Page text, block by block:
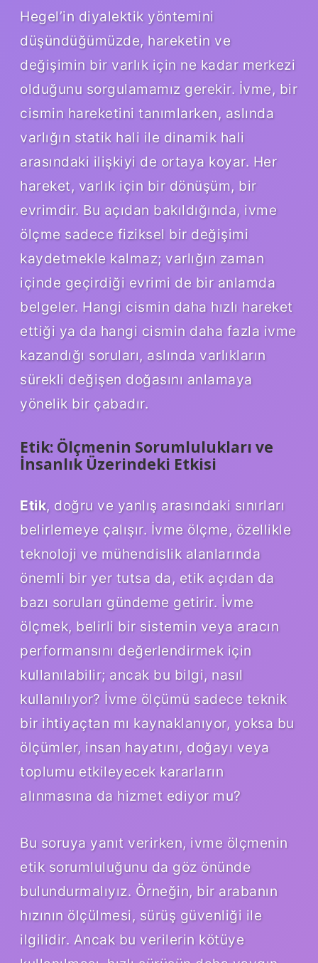
Hegel’in diyalektik yöntemini
düşündüğümüzde, hareketin ve
değişimin bir varlık için ne kadar merkezi
olduğunu sorgulamamız gerekir. İvme, bir
cismin hareketini tanımlarken, aslında
varlığın statik hali ile dinamik hali
arasındaki ilişkiyi de ortaya koyar. Her
hareket, varlık için bir dönüşüm, bir
evrimdir. Bu açıdan bakıldığında, ivme
ölçme sadece fiziksel bir değişimi
kaydetmekle kalmaz; varlığın zaman
içinde geçirdiği evrimi de bir anlamda
belgeler. Hangi cismin daha hızlı hareket
ettiği ya da hangi cismin daha fazla ivme
kazandığı soruları, aslında varlıkların
sürekli değişen doğasını anlamaya
yönelik bir çabadır.
Etik: Ölçmenin Sorumlulukları ve
İnsanlık Üzerindeki Etkisi
Etik, doğru ve yanlış arasındaki sınırları
belirlemeye çalışır. İvme ölçme, özellikle
teknoloji ve mühendislik alanlarında
önemli bir yer tutsa da, etik açıdan da
bazı soruları gündeme getirir. İvme
ölçmek, belirli bir sistemin veya aracın
performansını değerlendirmek için
kullanılabilir; ancak bu bilgi, nasıl
kullanılıyor? İvme ölçümü sadece teknik
bir ihtiyaçtan mı kaynaklanıyor, yoksa bu
ölçümler, insan hayatını, doğayı veya
toplumu etkileyecek kararların
alınmasına da hizmet ediyor mu?
Bu soruya yanıt verirken, ivme ölçmenin
etik sorumluluğunu da göz önünde
bulundurmalıyız. Örneğin, bir arabanın
hızının ölçülmesi, sürüş güvenliği ile
ilgilidir. Ancak bu verilerin kötüye